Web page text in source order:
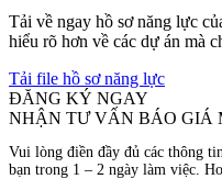
Tải về ngay hồ sơ năng lực
hiểu rõ hơn về các dự án mà
Tải file hồ sơ năng lực
ĐĂNG KÝ NGAY
NHẬN TƯ VẤN BÁO GIÁ
Vui lòng điền đầy đủ các thông
bạn trong 1 – 2 ngày làm việc.